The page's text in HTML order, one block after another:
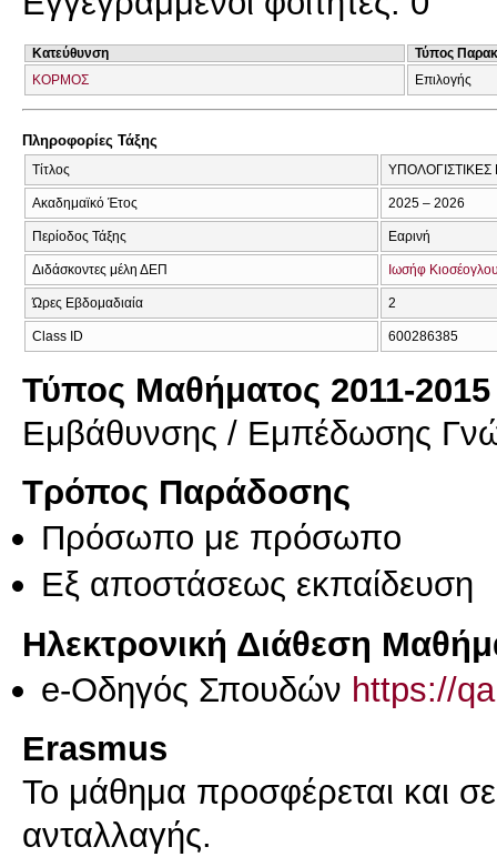
Κατεύθυνση
Τύπος
ΚΟΡΜΟΣ
Επιλογής
Πληροφορίες Τάξης
Τίτλος ΥΠΟΛΟΓΙΣΤΙΚΕΣ
Ακαδημαϊκό Έτος 2025 – 2026
Περίοδος Τάξης Εαρινή
Διδάσκοντες μέλη ΔΕΠ Ιωσήφ
Ώρες Εβδομαδιαία 2
Class ID 600286385
Τύπος Μαθήματος 2011-2015
Εμβάθυνσης / Εμπέδωσης
Τρόπος Παράδοσης
Πρόσωπο με πρόσωπο
Eξ απoστάσεως εκπαίδευση
Ηλεκτρονική Διάθεση
e-Οδηγός Σπουδών https://
Erasmus
Το μάθημα προσφέρεται και
ανταλλαγής.